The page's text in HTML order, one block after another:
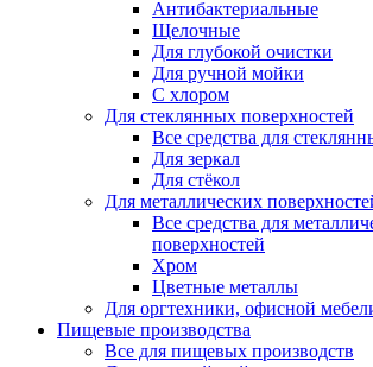
Антибактериальные
Щелочные
Для глубокой очистки
Для ручной мойки
С хлором
Для стеклянных поверхностей
Все средства для
Для зеркал
Для стёкол
Для металлических
Все средства для
поверхностей
Хром
Цветные металлы
Для оргтехники, офисной
Пищевые производства
Все для пищевых производств